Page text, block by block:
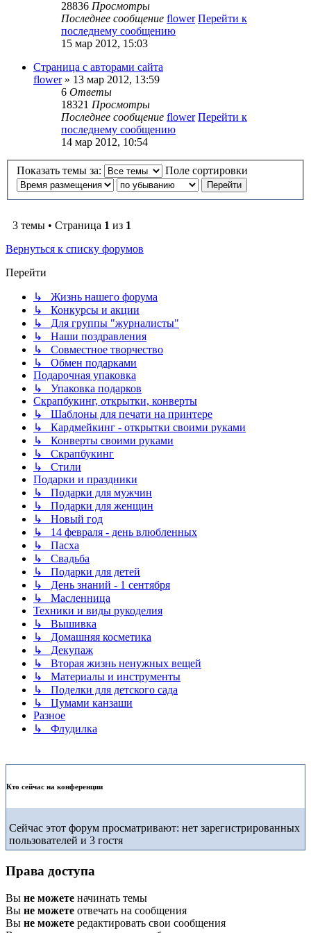
28836 Просмотры
Последнее сообщение flower Перейти к
последнему сообщению
15 мар 2012, 15:03
Страница с авторами сайта
flower» 13 мар 2012, 13:59
6 Ответы
18321 Просмотры
Последнее сообщение flower Перейти к
последнему сообщению
14 мар 2012, 10:54
Показать темы за: Поле сортировки
3 темы • Страница 1 из 1
Вернуться к списку форумов
Перейти
↳ Жизнь нашего форума
↳ Конкурсы и акции
↳ Для группы "журналисты"
↳ Наши поздравления
↳ Совместное творчество
↳ Обмен подарками
Подарочная упаковка
↳ Упаковка подарков
Скрапбукинг, открытки, конверты
↳ Шаблоны для печати на принтере
↳ Кардмейкинг - открытки своими руками
↳ Конверты своими руками
↳ Скрапбукинг
↳ Стили
Подарки и праздники
↳ Подарки для мужчин
↳ Подарки для женщин
↳ Новый год
↳ 14 февраля - день влюбленных
↳ Пасха
↳ Свадьба
↳ Подарки для детей
↳ День знаний - 1 сентября
↳ Масленница
Техники и виды рукоделия
↳ Вышивка
↳ Домашняя косметика
↳ Декупаж
↳ Вторая жизнь ненужных вещей
↳ Материалы и инструменты
↳ Поделки для детского сада
↳ Цумами канзаши
Разное
↳ Флудилка
Кто сейчас на конференции
Сейчас этот форум просматривают: нет зарегистрированных
пользователей и 3 гостя
Права доступа
Вы не можете начинать темы
Вы не можете отвечать на сообщения
Вы не можете редактировать свои сообщения